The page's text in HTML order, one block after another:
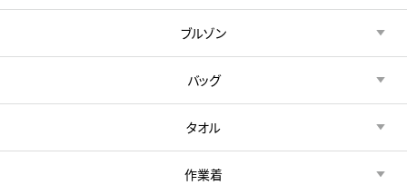
ブルゾン
バッグ
タオル
作業着